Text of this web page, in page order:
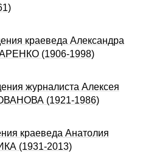
краеведа Александpа
(1906-1998)
журналиста Алексея
(1921-1986)
краеведа Анатолия
(1931-2013)